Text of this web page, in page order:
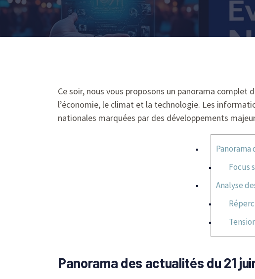
Ce soir, nous vous proposons un panorama complet
l’économie, le climat et la technologie. Les
nationales marquées par des développements
Focus
Analyse
Panorama des actualités du 21